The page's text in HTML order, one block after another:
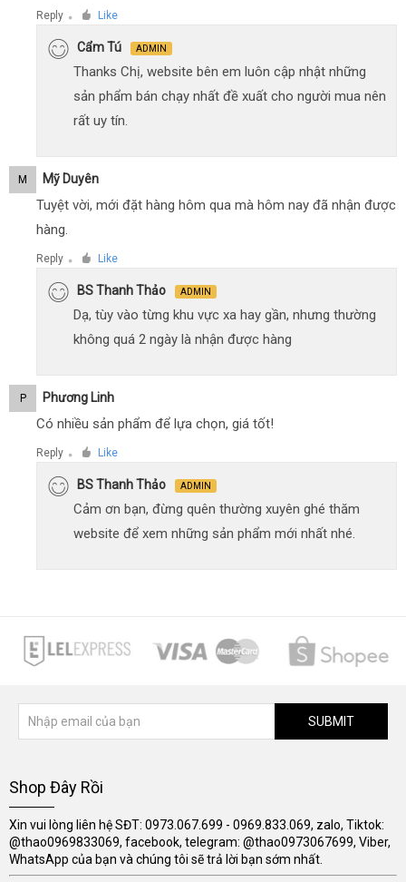
Reply ● Like
Cẩm Tú ADMIN
Thanks Chị, website bên em luôn cập nhật những
sản phẩm bán chạy nhất đề xuất cho người mua nên
rất uy tín.
M Mỹ Duyên
Tuyệt vời, mới đặt hàng hôm qua mà hôm nay đã nhận được
hàng.
Reply ● Like
BS Thanh Thảo ADMIN
Dạ, tùy vào từng khu vực xa hay gần, nhưng thường
không quá 2 ngày là nhận được hàng
P Phương Linh
Có nhiều sản phẩm để lựa chọn, giá tốt!
Reply ● Like
BS Thanh Thảo ADMIN
Cảm ơn bạn, đừng quên thường xuyên ghé thăm
website để xem những sản phẩm mới nhất nhé.
SUBMIT
Shop Đây Rồi
Xin vui lòng liên hệ SĐT: 0973.067.699 - 0969.833.069, zalo, Tiktok:
@thao0969833069, facebook, telegram: @thao0973067699, Viber,
WhatsApp của bạn và chúng tôi sẽ trả lời bạn sớm nhất.